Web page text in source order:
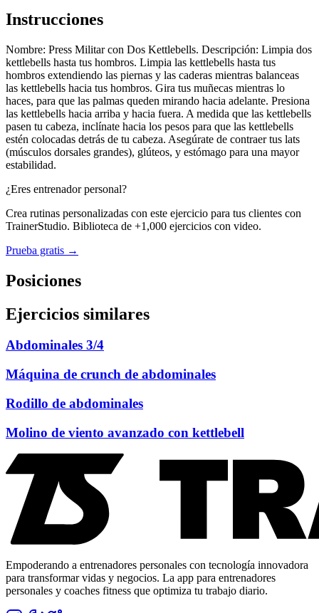
Instrucciones
Nombre: Press Militar con Dos Kettlebells. Descripción: Limpia dos
kettlebells hasta tus hombros. Limpia las kettlebells hasta tus
hombros extendiendo las piernas y las caderas mientras balanceas
las kettlebells hacia tus hombros. Gira tus muñecas mientras lo
haces, para que las palmas queden mirando hacia adelante. Presiona
las kettlebells hacia arriba y hacia fuera. A medida que las kettlebells
pasen tu cabeza, inclínate hacia los pesos para que las kettlebells
estén colocadas detrás de tu cabeza. Asegúrate de contraer tus lats
(músculos dorsales grandes), glúteos, y estómago para una mayor
estabilidad.
¿Eres entrenador personal?
Crea rutinas personalizadas con este ejercicio para tus clientes con
TrainerStudio. Biblioteca de +1,000 ejercicios con video.
Prueba gratis →
Posiciones
Ejercicios similares
Abdominales 3/4
Máquina de crunch de abdominales
Rodillo de abdominales
Molino de viento avanzado con kettlebell
Empoderando a entrenadores personales con tecnología innovadora
para transformar vidas y negocios. La app para entrenadores
personales y coaches fitness que optimiza tu trabajo diario.